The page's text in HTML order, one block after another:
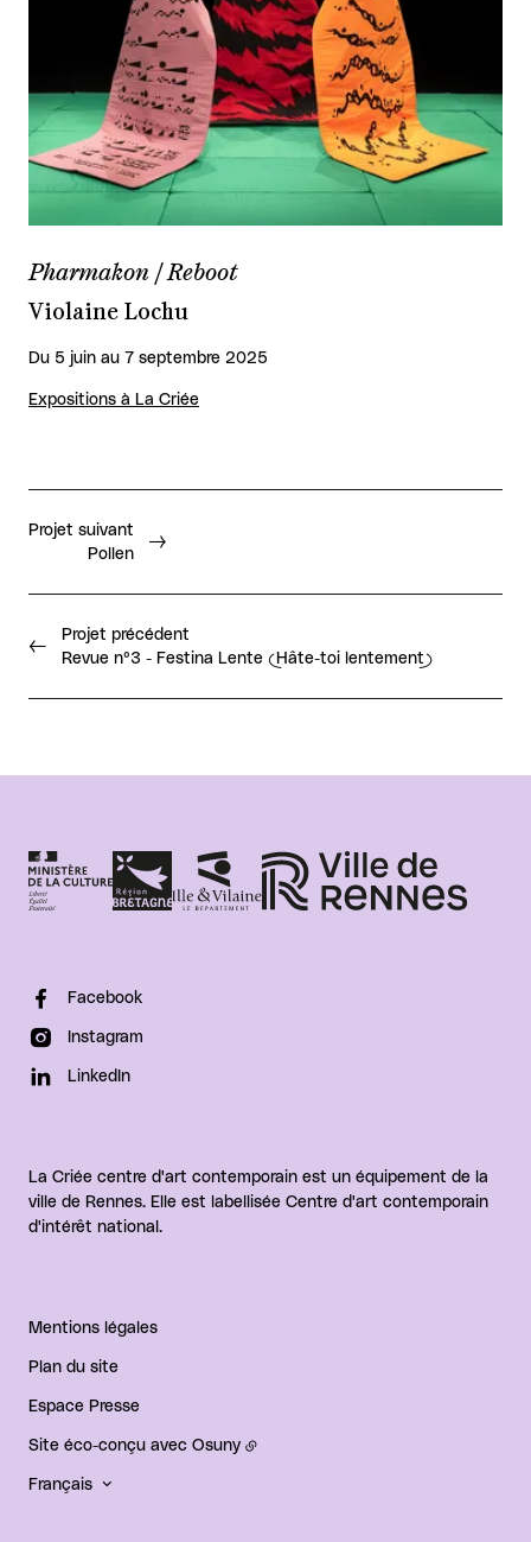
Pharmakon / Reboot
Violaine Lochu
Du 5 juin au 7 septembre 2025
Expositions à La Criée
Projet précédent
Revue n°3 - Festina Lente (Hâte-toi lentement)
Projet suivant
Pollen
Facebook
Instagram
LinkedIn
La Criée centre d'art contemporain est un équipement de la
ville de Rennes. Elle est labellisée Centre d'art contemporain
d'intérêt national.
Mentions légales
Plan du site
Espace Presse
Site éco-conçu avec Osuny
Français